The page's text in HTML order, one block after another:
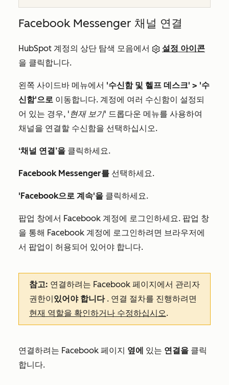
Facebook Messenger 채널 연결
HubSpot 계정의 상단 탐색 모음에서
설정 아이콘
을 클릭합니다.
왼쪽 사이드바 메뉴에서 '수신함 및 헬프 데스크' > '수
신함'으로 이동합니다. 계정에 여러 수신함이 설정되
어 있는 경우, '현재 보기' 드롭다운 메뉴를 사용하여
채널을 연결할 수신함을 선택하십시오.
‘채널 연결’을 클릭하세요.
Facebook Messenger를 선택하세요.
'Facebook으로 계속'을 클릭하세요.
팝업 창에서 Facebook 계정에 로그인하세요. 팝업 창
을 통해 Facebook 계정에 로그인하려면 브라우저에
서 팝업이 허용되어 있어야 합니다.
참고: 연결하려는 Facebook 페이지에서 관리자
권한이있어야 합니다 . 연결 절차를 진행하려면
현재 역할을 확인하거나 수정하십시오.
연결하려는 Facebook 페이지 옆에 있는 연결을 클릭
합니다.